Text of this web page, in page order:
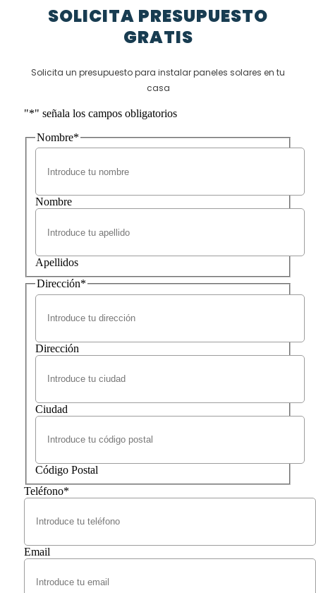
SOLICITA PRESUPUESTO
GRATIS
Solicita un presupuesto para instalar paneles solares en tu
casa
"*" señala los campos obligatorios
Nombre*
Nombre
Apellidos
Dirección*
Dirección
Ciudad
Código Postal
Teléfono*
Email